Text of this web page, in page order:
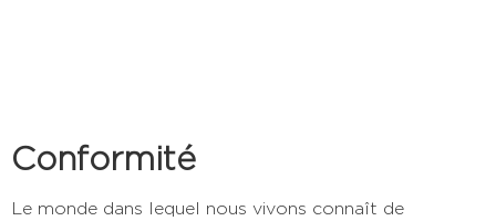
Conformité
Le monde dans lequel nous vivons connaît de